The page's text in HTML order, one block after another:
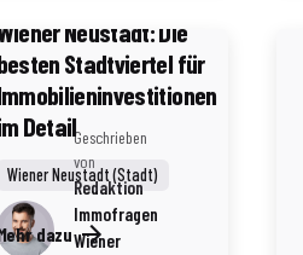
Geschrieben
von
Redaktion
Immofragen
Wiener
Neustadt: Die
Stadtviertel für
Detail
Wiener Neustadt (Stadt)
dazu